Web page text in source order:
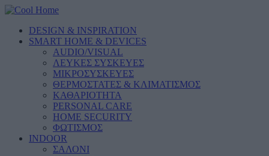
DESIGN & INSPIRATION
SMART HOME & DEVICES
AUDIO/VISUAL
ΛΕΥΚΕΣ ΣΥΣΚΕΥΕΣ
ΜΙΚΡΟΣΥΣΚΕΥΕΣ
ΘΕΡΜΟΣΤΑΤΕΣ & ΚΛΙΜΑΤΙΣΜΟΣ
ΚΑΘΑΡΙΟΤΗΤΑ
PERSONAL CARE
HOME SECURITY
ΦΩΤΙΣΜΟΣ
INDOOR
ΣΑΛΟΝΙ